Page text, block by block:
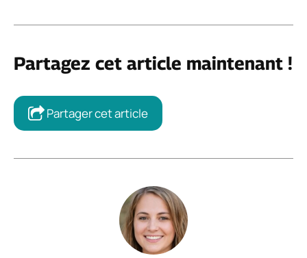
Partagez cet article maintenant !
Partager cet article